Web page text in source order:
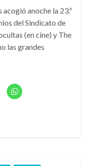
anoche la 23.ª
del Sindicato de
(en cine) y The
las grandes